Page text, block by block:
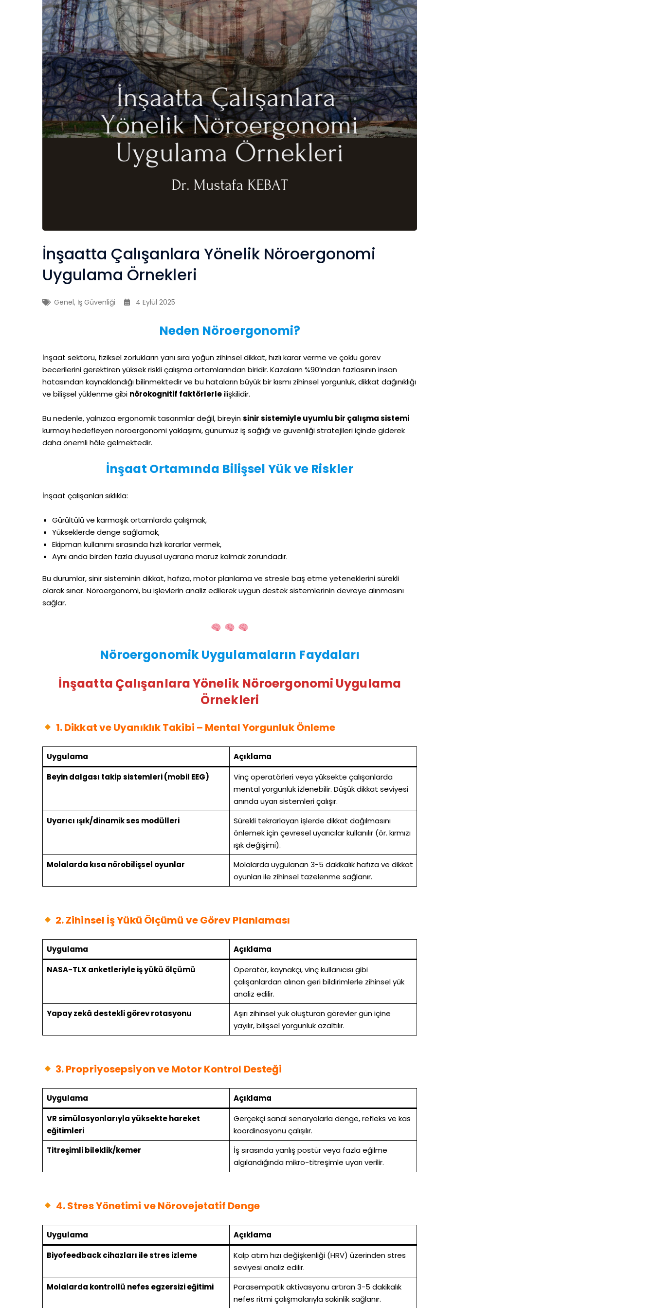
İnşaatta Çalışanlara Yönelik Nöroergonomi
Uygulama Örnekleri
Genel, İş Güvenliği 4 Eylül 2025
Neden Nöroergonomi?
İnşaat sektörü, fiziksel zorlukların yanı sıra yoğun zihinsel dikkat, hızlı karar verme ve çoklu görev
becerilerini gerektiren yüksek riskli çalışma ortamlarından biridir. Kazaların %90’ından fazlasının insan
hatasından kaynaklandığı bilinmektedir ve bu hataların büyük bir kısmı zihinsel yorgunluk, dikkat dağınıklığı
ve bilişsel yüklenme gibi nörokognitif faktörlerleilişkilidir.
Bu nedenle, yalnızca ergonomik tasarımlar değil, bireyinsinir sistemiyle uyumlu bir çalışma sistemi
kurmayı hedefleyen nöroergonomi yaklaşımı, günümüz iş sağlığı ve güvenliği stratejileri içinde giderek
daha önemli hâle gelmektedir.
İnşaat Ortamında Bilişsel Yük ve Riskler
İnşaat çalışanları sıklıkla:
Gürültülü ve karmaşık ortamlarda çalışmak,
Yükseklerde denge sağlamak,
Ekipman kullanımı sırasında hızlı kararlar vermek,
Aynı anda birden fazla duyusal uyarana maruz kalmak zorundadır.
Bu durumlar, sinir sisteminin dikkat, hafıza, motor planlama ve stresle baş etme yeteneklerini sürekli
olarak sınar. Nöroergonomi, bu işlevlerin analiz edilerek uygun destek sistemlerinin devreye alınmasını
sağlar.
Nöroergonomik Uygulamaların Faydaları
İnşaatta Çalışanlara Yönelik Nöroergonomi Uygulama
Örnekleri
1. Dikkat ve Uyanıklık Takibi – Mental Yorgunluk Önleme
Uygulama
Açıklama
Beyin dalgası takip sistemleri (mobil EEG)
Vinç operatörleri veya yüksekte çalışanlarda
mental yorgunluk izlenebilir. Düşük dikkat seviyesi
anında uyarı sistemleri çalışır.
Uyarıcı ışık/dinamik ses modülleri
Sürekli tekrarlayan işlerde dikkat dağılmasını
önlemek için çevresel uyarıcılar kullanılır (ör. kırmızı
ışık değişimi).
Molalarda kısa nörobilişsel oyunlar
Molalarda uygulanan 3-5 dakikalık hafıza ve dikkat
oyunları ile zihinsel tazelenme sağlanır.
2. Zihinsel İş Yükü Ölçümü ve Görev Planlaması
Uygulama
Açıklama
NASA-TLX anketleriyle iş yükü ölçümü
Operatör, kaynakçı, vinç kullanıcısı gibi
çalışanlardan alınan geri bildirimlerle zihinsel yük
analiz edilir.
Yapay zekâ destekli görev rotasyonu
Aşırı zihinsel yük oluşturan görevler gün içine
yayılır, bilişsel yorgunluk azaltılır.
3. Propriyosepsiyon ve Motor Kontrol Desteği
Uygulama
Açıklama
VR simülasyonlarıyla yüksekte hareket
eğitimleri
Gerçekçi sanal senaryolarla denge, refleks ve kas
koordinasyonu çalışılır.
Titreşimli bileklik/kemer
İş sırasında yanlış postür veya fazla eğilme
algılandığında mikro-titreşimle uyarı verilir.
4. Stres Yönetimi ve Nörovejetatif Denge
Uygulama
Açıklama
Biyofeedback cihazları ile stres izleme
Kalp atım hızı değişkenliği (HRV) üzerinden stres
seviyesi analiz edilir.
Molalarda kontrollü nefes egzersizi eğitimi
Parasempatik aktivasyonu artıran 3-5 dakikalık
nefes ritmi çalışmalarıyla sakinlik sağlanır.